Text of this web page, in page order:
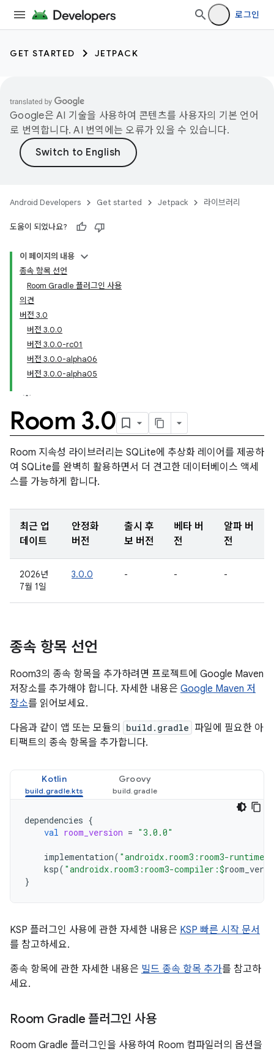
로그인
GET STARTED JETPACK
Google은 AI 기술을 사용하여 콘텐츠를 사용자의 기본 언어
로 번역합니다. AI 번역에는 오류가 있을 수 있습니다.
Android Developers Get started Jetpack 라이브러리
도움이 되었나요?
이 페이지의 내용
종속 항목 선언
Room Gradle 플러그인 사용
의견
버전 3.0
버전 3.0.0
버전 3.0.0-rc01
버전 3.0.0-alpha06
버전 3.0.0-alpha05
Room 3.0
Room 지속성 라이브러리는 SQLite에 추상화 레이어를 제공하
여 SQLite를 완벽히 활용하면서 더 견고한 데이터베이스 액세
스를 가능하게 합니다.
최근 업
데이트
안정화
버전
출시 후
보 버전
베타 버
전
알파 버
전
2026년
7월 1일
3.0.0 - - -
종속 항목 선언
Room3의 종속 항목을 추가하려면 프로젝트에 Google Maven
저장소를 추가해야 합니다. 자세한 내용은 Google Maven 저
장소를 읽어보세요.
다음과 같이 앱 또는 모듈의
build.gradle 파일에 필요한 아
티팩트의 종속 항목을 추가합니다.
Kotlin Groovy
dependencies {
val room_version = "3.0.0"
implementation( "androidx.room3:room3-runtime:
ksp( "androidx.room3:room3-compiler:$
}
KSP 플러그인 사용에 관한 자세한 내용은 KSP 빠른 시작 문서
를 참고하세요.
종속 항목에 관한 자세한 내용은 빌드 종속 항목 추가를 참고하
세요.
Room Gradle 플러그인 사용
Room Gradle 플러그인을 사용하여 Room 컴파일러의 옵션을